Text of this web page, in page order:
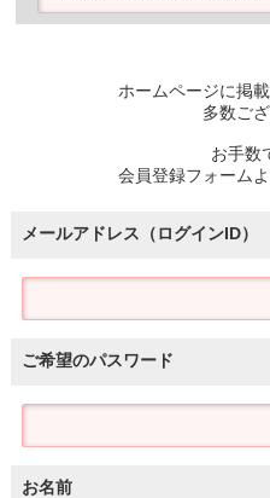
ホームページに掲
多数ござ
お手数
会員登録フォーム
メールアドレス（ログインID）
ご希望のパスワード
お名前